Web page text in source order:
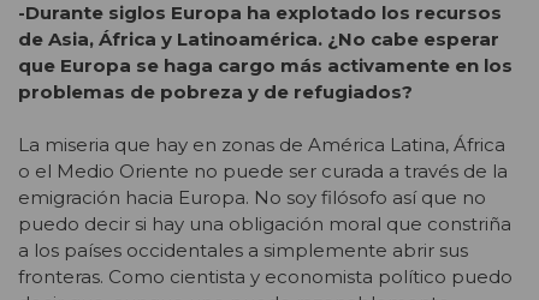
-Durante siglos Europa ha explotado los recursos
de Asia, África y Latinoamérica. ¿No cabe esperar
que Europa se haga cargo más activamente en los
problemas de pobreza y de refugiados?
La miseria que hay en zonas de América Latina, África
o el Medio Oriente no puede ser curada a través de la
emigración hacia Europa. No soy filósofo así que no
puedo decir si hay una obligación moral que constriña
a los países occidentales a simplemente abrir sus
fronteras. Como cientista y economista político puedo